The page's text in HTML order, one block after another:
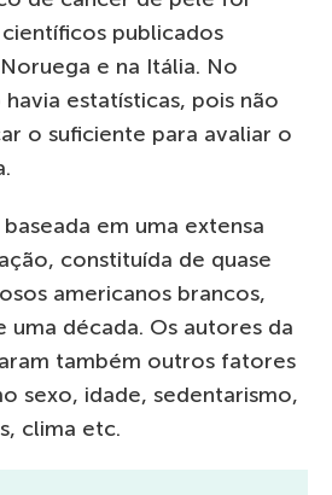
publicados
e na Itália. No
estatísticas, pois não
o suficiente para avaliar o
em uma extensa
constituída de quase
americanos brancos,
uma década. Os autores da
também outros fatores
sexo, idade, sedentarismo,
clima etc.